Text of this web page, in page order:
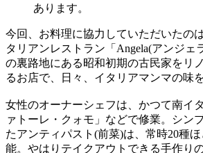
あります。
今回、お料理に協力していただいたの
タリアンレストラン「Angela(アンジェ
の裏路地にある昭和初期の古民家をリ
るお店で、日々、イタリアマンマの味
女性のオーナーシェフは、かつて南イ
ァトーレ・クォモ」などで修業。シン
たアンティパスト(前菜)は、常時20種
能。やはりテイクアウトできる手作り